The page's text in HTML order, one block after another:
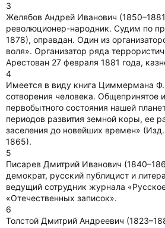
3
Желябов Андрей Иванович
революционер-народник. Судим по
1878), оправдан. Один из
воля». Организатор ряда
Арестован 27 февраля 1881 года,
4
Имеется в виду книга Циммермана
сотворения человека. Общепринятое
первобытного состояния нашей
периодов развития земной коры, ее
заселения до новейших времен»
1865).
5
Писарев Дмитрий Иванович
демократ, русский публицист и
ведущий сотрудник журнала
«Отечественных записок».
6
Толстой Дмитрий Андреевич